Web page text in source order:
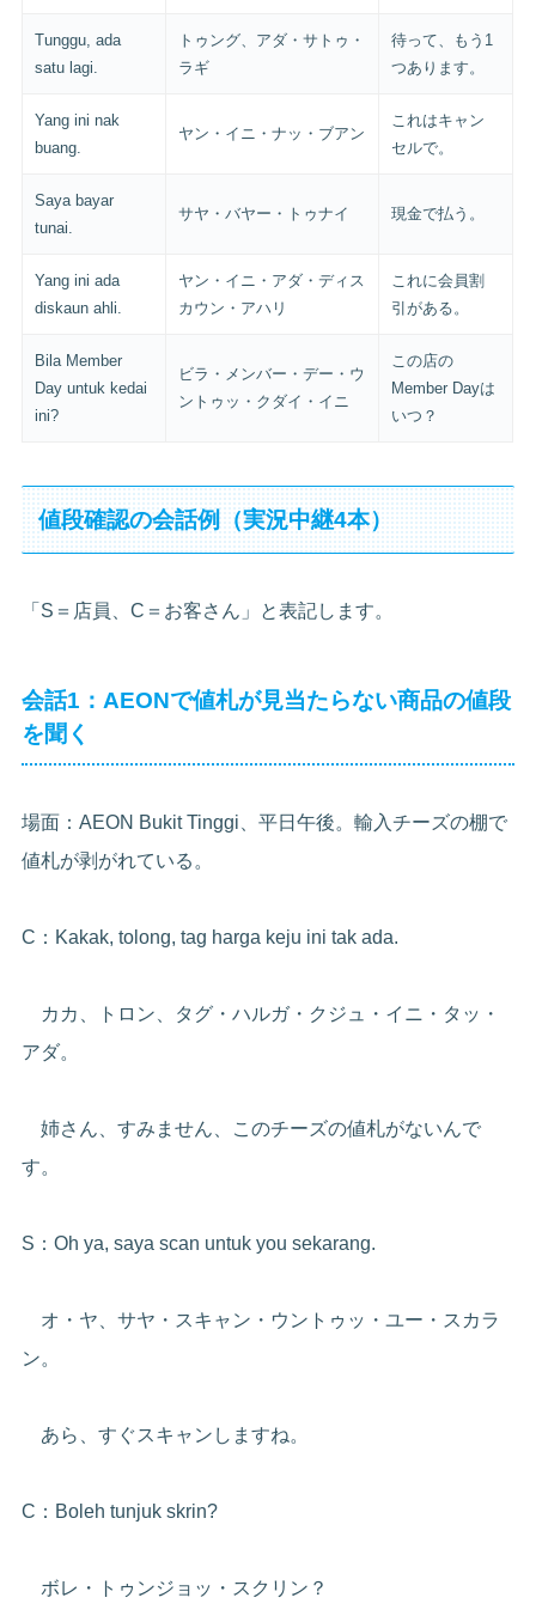
Tunggu, ada
satu lagi.
トゥング、アダ・サトゥ・
ラギ
待って、もう1
つあります。
Yang ini nak
buang.
ヤン・イニ・ナッ・ブアン
これはキャン
セルで。
Saya bayar
tunai.
サヤ・バヤー・トゥナイ 現金で払う。
Yang ini ada
diskaun ahli.
ヤン・イニ・アダ・ディス
カウン・アハリ
これに会員割
引がある。
Bila Member
Day untuk kedai
ini?
ビラ・メンバー・デー・ウ
ントゥッ・クダイ・イニ
この店の
Member Dayは
いつ？
値段確認の会話例（実況中継4本）
「S＝店員、C＝お客さん」と表記します。
会話1：AEONで値札が見当たらない商品の値段
を聞く
場面：AEON Bukit Tinggi、平日午後。輸入チーズの棚で
値札が剥がれている。
C：Kakak, tolong, tag harga keju ini tak ada.
カカ、トロン、タグ・ハルガ・クジュ・イニ・タッ・
アダ。
姉さん、すみません、このチーズの値札がないんで
す。
S：Oh ya, saya scan untuk you sekarang.
オ・ヤ、サヤ・スキャン・ウントゥッ・ユー・スカラ
ン。
あら、すぐスキャンしますね。
C：Boleh tunjuk skrin?
ボレ・トゥンジョッ・スクリン？